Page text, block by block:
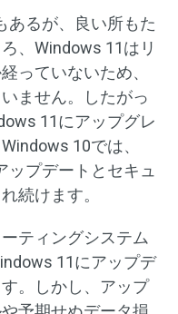
あるが、良い所もた
、Windows 11はリ
っていないため、
ません。したがっ
11にアップグレ
10では、
ップデートとセキュ
続けます。
ティングシステム
11にアップデ
。しかし、アップ